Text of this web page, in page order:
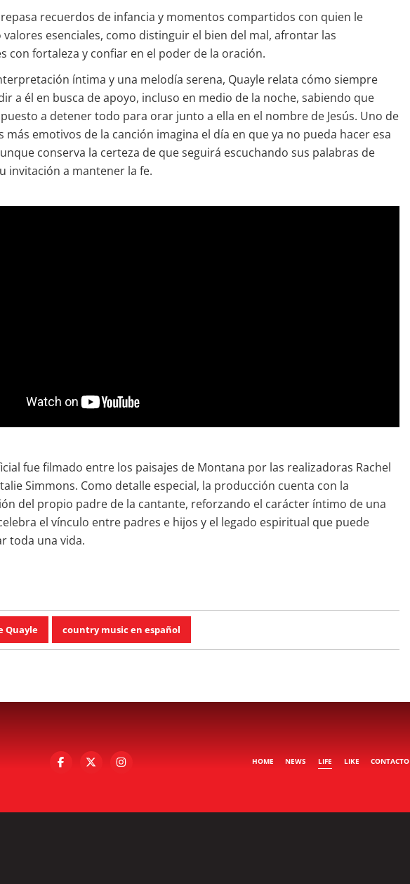
recuerdos de infancia y momentos compartidos con quien le
esenciales, como distinguir el bien del mal, afrontar las
con fortaleza y confiar en el poder de la oración.
íntima y una melodía serena, Quayle relata cómo siempre
a él en busca de apoyo, incluso en medio de la noche, sabiendo que
a detener todo para orar junto a ella en el nombre de Jesús. Uno de
más emotivos de la canción imagina el día en que ya no pueda hacer esa
conserva la certeza de que seguirá escuchando sus palabras de
invitación a mantener la fe.
fue filmado entre los paisajes de Montana por las realizadoras Rachel
Simmons. Como detalle especial, la producción cuenta con la
del propio padre de la cantante, reforzando el carácter íntimo de una
el vínculo entre padres e hijos y el legado espiritual que puede
toda una vida.
Quayle country music en español
HOME NEWS LIFE LIKE CONTACTO